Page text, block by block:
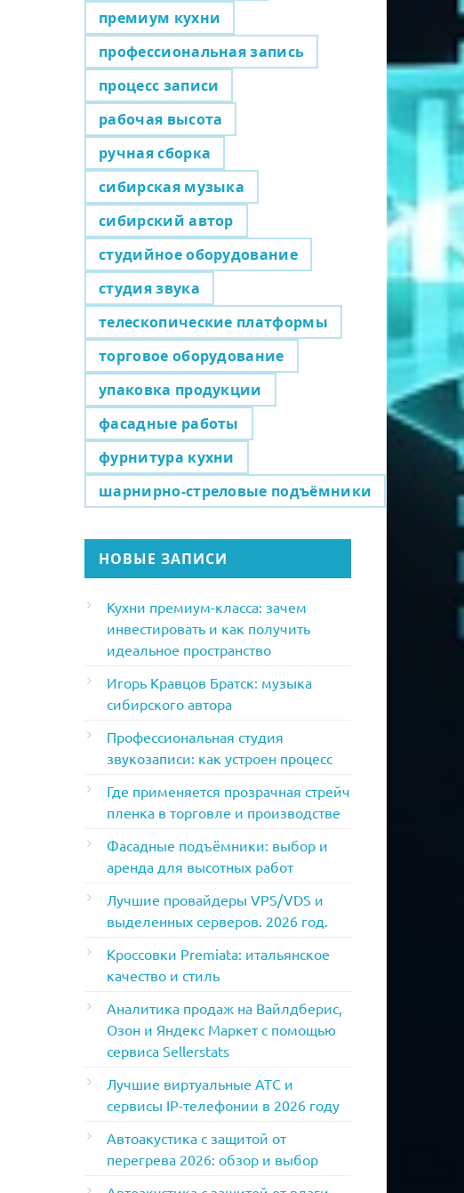
премиум кухни
профессиональная запись
процесс записи
рабочая высота
ручная сборка
сибирская музыка
сибирский автор
студийное оборудование
студия звука
телескопические платформы
торговое оборудование
упаковка продукции
фасадные работы
фурнитура кухни
шарнирно-стреловые подъёмники
НОВЫЕ ЗАПИСИ
Кухни премиум-класса: зачем
инвестировать и как получить
идеальное пространство
Игорь Кравцов Братск: музыка
сибирского автора
Профессиональная студия
звукозаписи: как устроен процесс
Где применяется прозрачная стрейч
пленка в торговле и производстве
Фасадные подъёмники: выбор и
аренда для высотных работ
Лучшие провайдеры VPS/VDS и
выделенных серверов. 2026 год.
Кроссовки Premiata: итальянское
качество и стиль
Аналитика продаж на Вайлдберис,
Озон и Яндекс Маркет с помощью
сервиса Sellerstats
Лучшие виртуальные АТС и
сервисы IP-телефонии в 2026 году
Автоакустика с защитой от
перегрева 2026: обзор и выбор